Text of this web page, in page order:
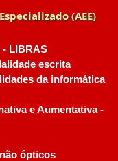
(AEE)
- LIBRAS
escrita
da informática
e Aumentativa -
ópticos